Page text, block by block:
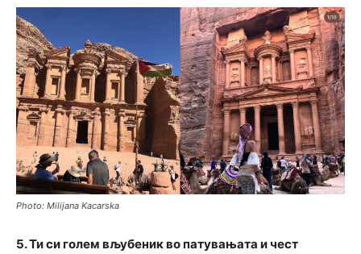
Photo: Milijana Kacarska
5. Ти си голем вљубеник во патувањата и чест